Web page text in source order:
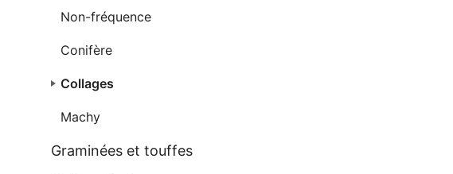
Non-fréquence
Conifère
Collages
Machy
Graminées et touffes